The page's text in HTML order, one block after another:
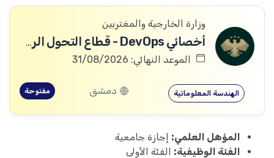
وزارة الخارجية والمغتربين
أخصائي DevOps - قطاع التحول الرقمي
الموعد النهائي: 31/08/2026
الهندسة المعلوماتية دمشق مفتوحة
المؤهل العلمي: إجازة جامعية
الفئة الوظيفية: الفئة الأولى